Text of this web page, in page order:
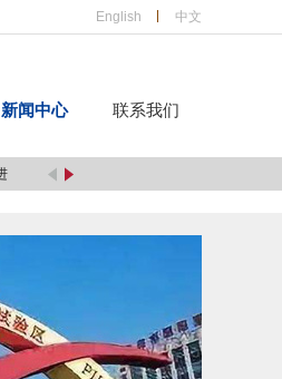
中文
English
新闻中心 联系我们